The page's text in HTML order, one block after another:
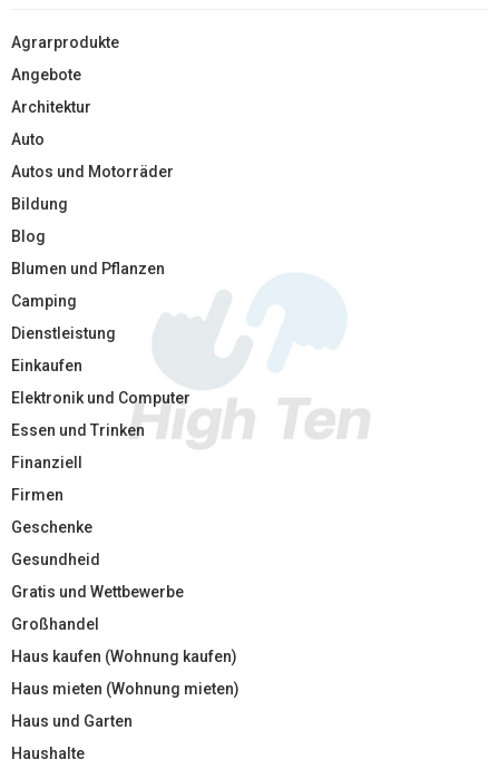
Agrarprodukte
Angebote
Architektur
Auto
Autos und Motorräder
Bildung
Blog
Blumen und Pflanzen
Camping
Dienstleistung
Einkaufen
Elektronik und Computer
Essen und Trinken
Finanziell
Firmen
Geschenke
Gesundheid
Gratis und Wettbewerbe
Großhandel
Haus kaufen (Wohnung kaufen)
Haus mieten (Wohnung mieten)
Haus und Garten
Haushalte